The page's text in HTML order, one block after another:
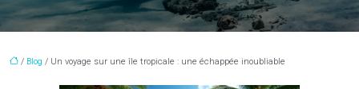
/ Blog / Un voyage sur une île tropicale : une échappée inoubliable